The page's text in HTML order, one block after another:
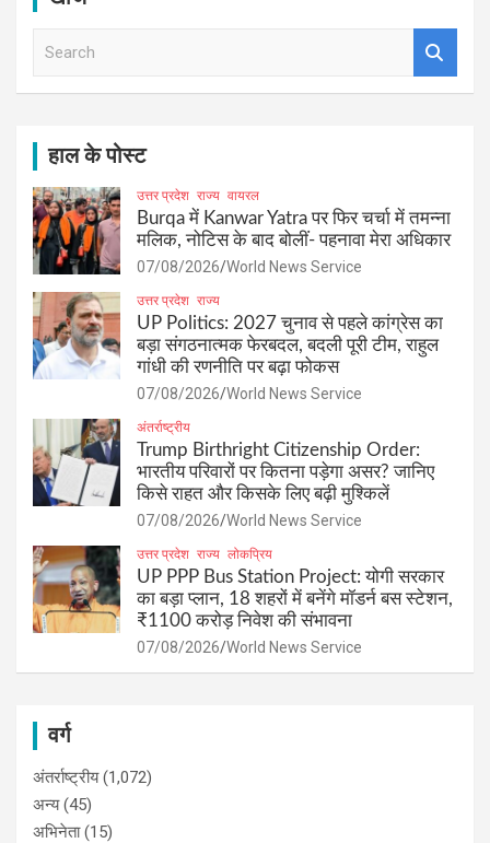
हाल के पोस्ट
उत्तर प्रदेश राज्य वायरल
Burqa में Kanwar Yatra पर फिर चर्चा में तमन्ना
मलिक, नोटिस के बाद बोलीं- पहनावा मेरा अधिकार
07/08/2026 World News Service
उत्तर प्रदेश राज्य
UP Politics: 2027 चुनाव से पहले कांग्रेस का
बड़ा संगठनात्मक फेरबदल, बदली पूरी टीम, राहुल
गांधी की रणनीति पर बढ़ा फोकस
07/08/2026 World News Service
अंतर्राष्ट्रीय
Trump Birthright Citizenship Order:
भारतीय परिवारों पर कितना पड़ेगा असर? जानिए
किसे राहत और किसके लिए बढ़ी मुश्किलें
07/08/2026 World News Service
उत्तर प्रदेश राज्य लोकप्रिय
UP PPP Bus Station Project: योगी सरकार
का बड़ा प्लान, 18 शहरों में बनेंगे मॉडर्न बस स्टेशन,
₹1100 करोड़ निवेश की संभावना
07/08/2026 World News Service
वर्ग
अंतर्राष्ट्रीय(1,072)
अन्य(45)
अभिनेता(15)